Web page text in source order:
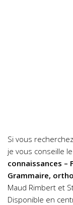
Si vous
je vous conseille
connaissances –
Grammaire,
Maud Rimbert et
Disponible en